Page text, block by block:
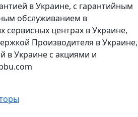
в Украине, с гарантийным
обслуживанием в
сервисных центрах в Украине,
Производителя в Украине,
в Украине с акциями и